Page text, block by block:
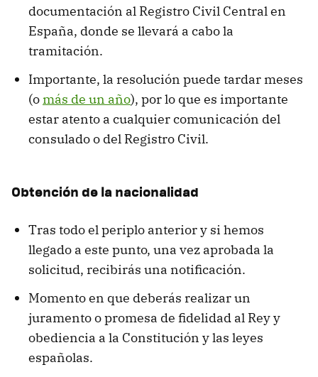
documentación al Registro Civil Central en
España, donde se llevará a cabo la
tramitación.
Importante, la resolución puede tardar meses
(omás de un año), por lo que es importante
estar atento a cualquier comunicación del
consulado o del Registro Civil.
Obtención de la nacionalidad
Tras todo el periplo anterior y si hemos
llegado a este punto, una vez aprobada la
solicitud, recibirás una notificación.
Momento en que deberás realizar un
juramento o promesa de fidelidad al Rey y
obediencia a la Constitución y las leyes
españolas.